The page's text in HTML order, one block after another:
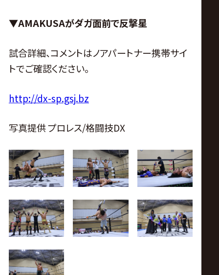
▼AMAKUSAがダガ面前で反撃星
試合詳細、コメントはノアパートナー携帯サイ
トでご確認ください。
http://dx-sp.gsj.bz
写真提供 プロレス/格闘技DX